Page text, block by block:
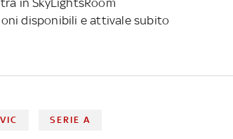
disponibili e attivale subito
SERIE A